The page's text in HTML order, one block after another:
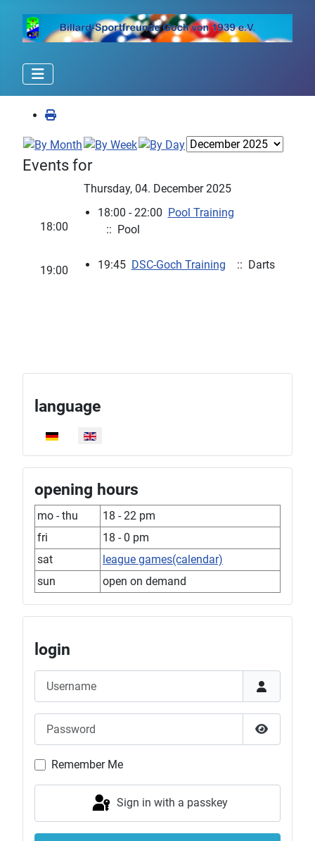
Events for
Thursday, 04. December 2025
18:00
18:00 - 22:00 Pool Training
:: Pool
19:00 19:45 DSC-Goch Training :: Darts
Select your language
language
opening hours
mo - thu
18 - 22 pm
fri
18 - 0 pm
sat
league games(calendar)
sun
open on demand
login
Show
Remember Me
Sign in with a passkey